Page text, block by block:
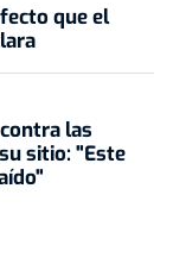
que el
las
sitio: "Este